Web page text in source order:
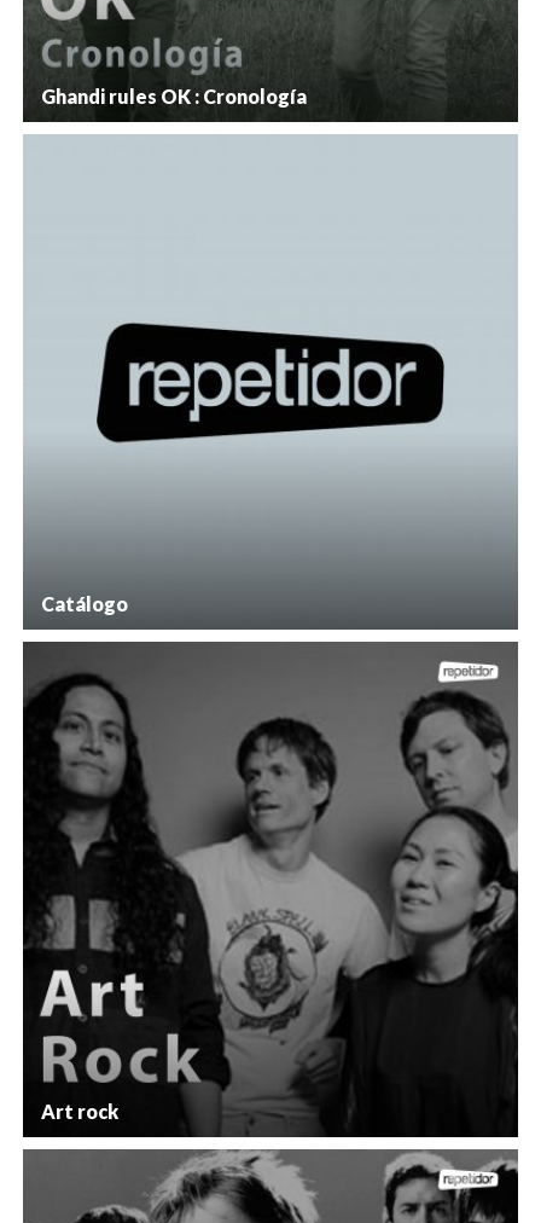
Ghandi rules OK : Cronología
Catálogo
Art rock